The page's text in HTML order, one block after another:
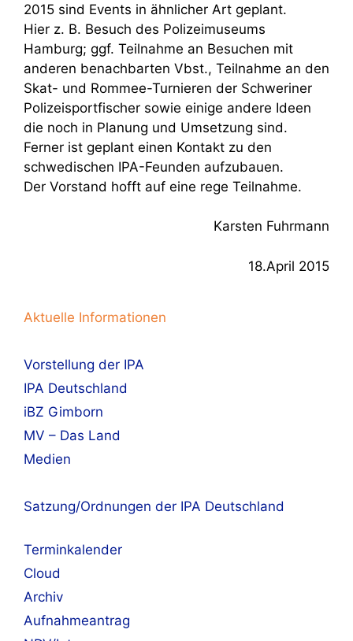
2015 sind Events in ähnlicher Art geplant.
Hier z. B. Besuch des Polizeimuseums
Hamburg; ggf. Teilnahme an Besuchen mit
anderen benachbarten Vbst., Teilnahme an den
Skat- und Rommee-Turnieren der Schweriner
Polizeisportfischer sowie einige andere Ideen
die noch in Planung und Umsetzung sind.
Ferner ist geplant einen Kontakt zu den
schwedischen IPA-Feunden aufzubauen.
Der Vorstand hofft auf eine rege Teilnahme.
Karsten Fuhrmann
18.April 2015
Aktuelle Informationen
Vorstellung der IPA
IPA Deutschland
iBZ Gimborn
MV – Das Land
Medien
Satzung/Ordnungen der IPA Deutschland
Terminkalender
Cloud
Archiv
Aufnahmeantrag